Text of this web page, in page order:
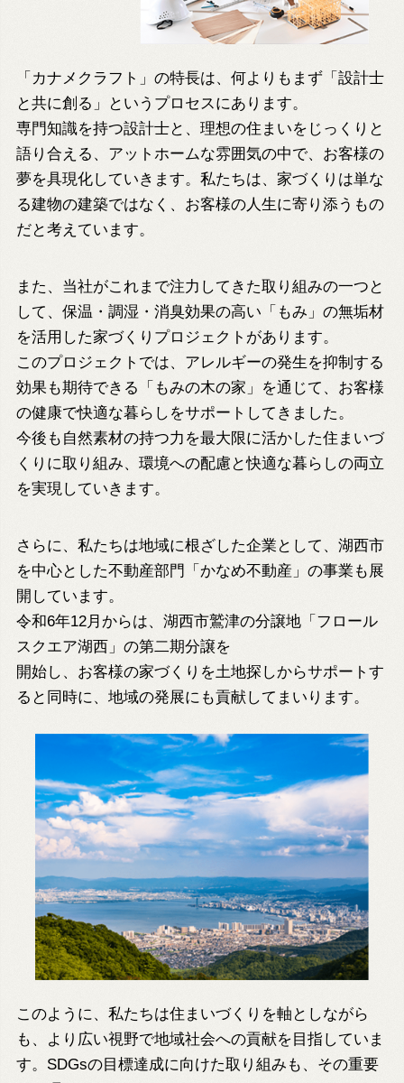
「カナメクラフト」の特長は、 何よりもまず「設計士
と共に創る」というプロセスにあります。
専門知識を持つ設計士と、理想の住まいをじっくりと
語り合える、アットホームな雰囲気の中で、お客様の
夢を具現化していきます。私たちは、家づくりは単な
る建物の建築ではなく、お客様の人生に寄り添うもの
だと考えています。
また、当社がこれまで注力してきた取り組みの一つと
して、保温・調湿・消臭効果の高い「もみ」の無垢材
を活用した家づくりプロジェクトがあります。
このプロジェクトでは、アレルギーの発生を抑制する
効果も期待できる
「もみの木の家」を通じて、お客様
の健康で快適な暮らしをサポートしてきました。
今後も自然素材の持つ力を最大限に活かした住まいづ
くりに取り組み、環境への配慮と快適な暮らしの両立
を実現していきます。
さらに、私たちは地域に根ざした企業として、湖西市
を中心とした不動産部門
「かなめ不動産」の事業も展
開しています。
令和6年12月からは、湖西市鷲津の分譲地「フロール
スクエア湖西」の第二期分譲を
開始し、お客様の家づくりを土地探しからサポートす
ると同時に、地域の発展にも貢献してまいります。
このように、私たちは住まいづくりを軸としながら
も、より広い視野で地域社会への貢献を目指していま
す。SDGsの目標達成に向けた取り組みも、その重要